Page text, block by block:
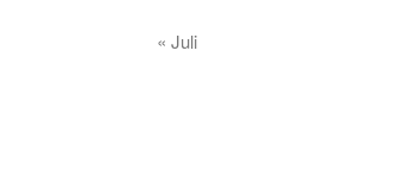
« Juli